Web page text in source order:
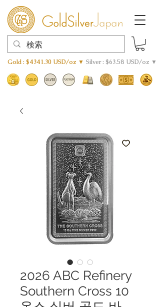
Gold : $4341.30 USD/oz ▼ Silver : $63.58 USD/oz ▼
2026 ABC Refinery
Southern Cross 10